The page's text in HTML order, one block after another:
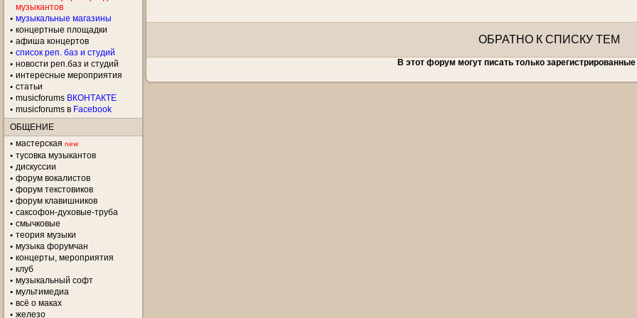
музыкантов
музыкальные магазины
концертные площадки
aфиша концертов
список реп. баз и студий
новости реп.баз и студий
интересные мероприятия
статьи
musicforums ВКОНТАКТЕ
musicforums в Facebook
ОБЩЕНИЕ
мастерская new
тусовка музыкантов
дискуссии
форум вокалистов
форум текстовиков
форум клавишников
саксофон-духовые-труба
смычковые
теория музыки
музыка форумчан
концерты, мероприятия
клуб
музыкальный софт
мультимедиа
всё о маках
железо
ОБРАТНО К СПИСКУ ТЕМ
В этот форум могут писать только